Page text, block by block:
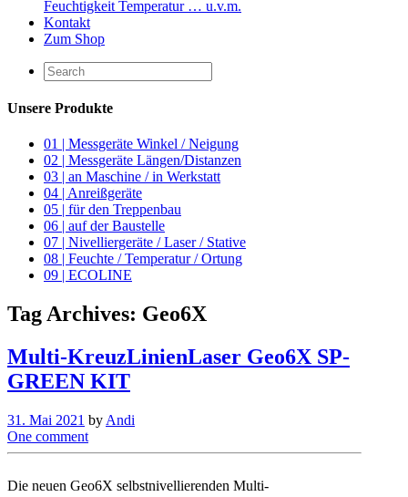
Feuchtigkeit Temperatur … u.v.m.
Kontakt
Zum Shop
Unsere Produkte
01 | Messgeräte Winkel / Neigung
02 | Messgeräte Längen/Distanzen
03 | an Maschine / in Werkstatt
04 | Anreißgeräte
05 | für den Treppenbau
06 | auf der Baustelle
07 | Nivelliergeräte / Laser / Stative
08 | Feuchte / Temperatur / Ortung
09 | ECOLINE
Tag Archives: Geo6X
Multi-KreuzLinienLaser Geo6X SP-
GREEN KIT
31. Mai 2021 by Andi
One comment
Die neuen Geo6X selbstnivellierenden Multi-